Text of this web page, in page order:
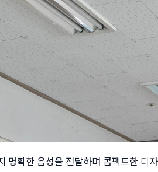
명확한 음성을 전달하며 콤팩트한 디